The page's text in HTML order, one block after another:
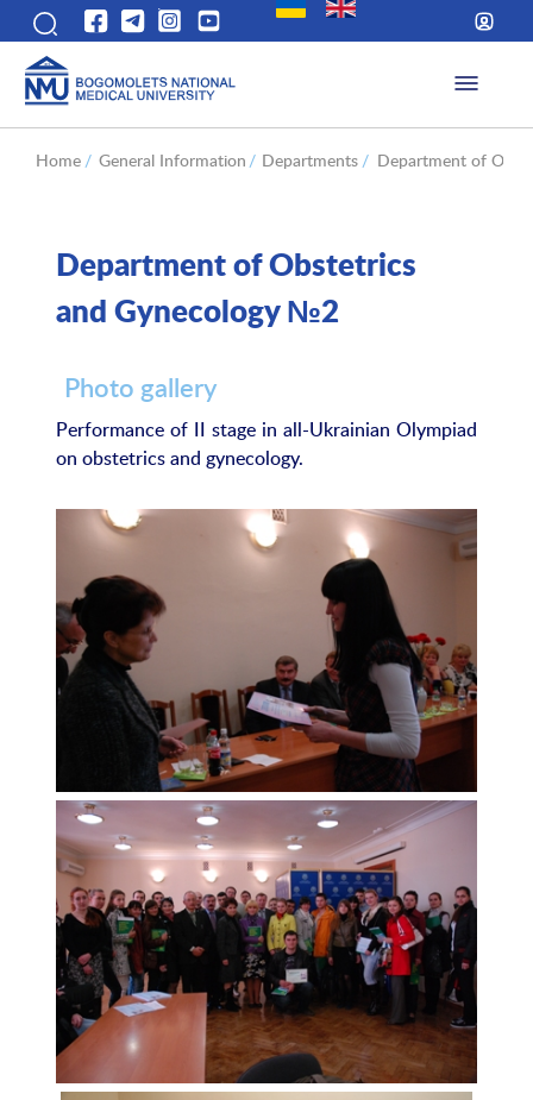
Home / General Information / Departments / Department of
Department of Obstetrics
and Gynecology №2
Photo gallery
Performance of II stage in all-Ukrainian Olympiad
on obstetrics and gynecology.